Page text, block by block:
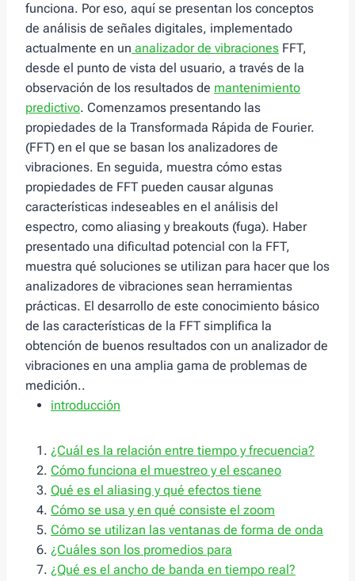
funciona. Por eso, aquí se presentan los conceptos
de análisis de señales digitales, implementado
actualmente en un analizador de vibraciones FFT,
desde el punto de vista del usuario, a través de la
observación de los resultados de mantenimiento
predictivo. Comenzamos presentando las
propiedades de la Transformada Rápida de Fourier.
(FFT) en el que se basan los analizadores de
vibraciones. En seguida, muestra cómo estas
propiedades de FFT pueden causar algunas
características indeseables en el análisis del
espectro, como aliasing y breakouts (fuga). Haber
presentado una dificultad potencial con la FFT,
muestra qué soluciones se utilizan para hacer que los
analizadores de vibraciones sean herramientas
prácticas. El desarrollo de este conocimiento básico
de las características de la FFT simplifica la
obtención de buenos resultados con un analizador de
vibraciones en una amplia gama de problemas de
medición..
introducción
¿Cuál es la relación entre tiempo y frecuencia?
Cómo funciona el muestreo y el escaneo
Qué es el aliasing y qué efectos tiene
Cómo se usa y en qué consiste el zoom
Cómo se utilizan las ventanas de forma de onda
¿Cuáles son los promedios para
¿Qué es el ancho de banda en tiempo real?